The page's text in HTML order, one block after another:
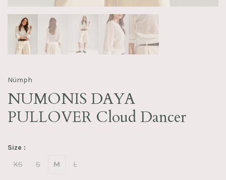
Nümph
NUMONIS DAYA
PULLOVER Cloud Dancer
Size :
XS S M L